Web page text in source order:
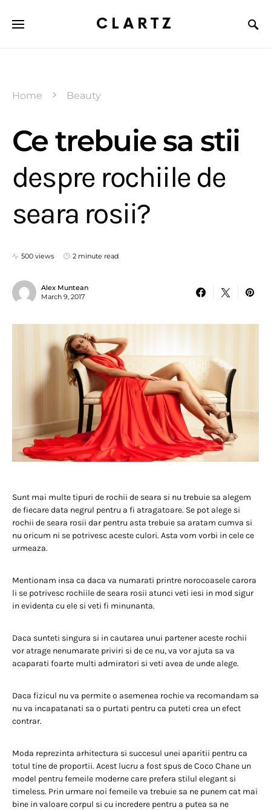
CLARTZ
Home Beauty
Ce trebuie sa stii
despre rochiile de
seara rosii?
500 views 2 minute read
Alex Muntean
March 9, 2017
Sunt mai multe tipuri de rochii de seara si nu trebuie sa alegem
de fiecare data negrul pentru a fi atragatoare. Se pot alege si
rochii de seara rosii dar pentru asta trebuie sa aratam cumva si
nu oricum ni se potrivesc aceste culori. Asta vom vorbi in cele ce
urmeaza.
Mentionam insa ca daca va numarati printre norocoasele carora
li se potrivesc rochiile de seara rosii atunci veti iesi in mod sigur
in evidenta cu ele si veti fi minunanta.
Daca sunteti singura si in cautarea unui partener aceste rochii
vor atrage nenumarate priviri si de ce nu, va vor ajuta sa va
acaparati foarte multi admiratori si veti avea de unde alege.
Daca fizicul nu va permite o asemenea rochie va recomandam sa
nu va incapatanati sa o purtati pentru ca puteti crea un efect
contrar.
Moda reprezinta arhitectura si succesul unei aparitii pentru ca
totul tine de proportii. Acest lucru a fost spus de Coco Chane un
model pentru femeile moderne care prefera stilul elegant si
timeless. Prin urmare noi femeile va trebuie sa ne punem cat mai
bine in valoare corpul si cu incredere pentru a putea sa ne